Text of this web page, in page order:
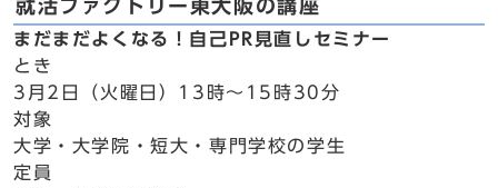
就活ファクトリー東大阪の講座
まだまだよくなる！自己PR見直しセミナー
とき
3月2日（火曜日）13時～15時30分
対象
大学・大学院・短大・専門学校の学生
定員